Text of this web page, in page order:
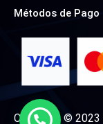
Métodos de Pago
Copyright © 2023